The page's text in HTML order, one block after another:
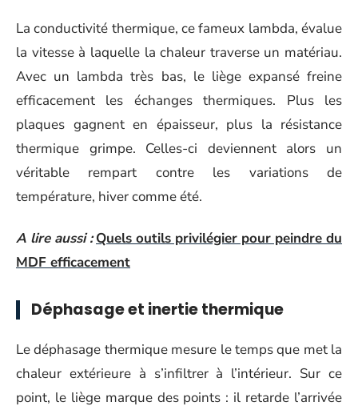
La conductivité thermique, ce fameux lambda, évalue
la vitesse à laquelle la chaleur traverse un matériau.
Avec un lambda très bas, le liège expansé freine
efficacement les échanges thermiques. Plus les
plaques gagnent en épaisseur, plus la résistance
thermique grimpe. Celles-ci deviennent alors un
véritable rempart contre les variations de
température, hiver comme été.
A lire aussi : Quels outils privilégier pour peindre du
MDF efficacement
Déphasage et inertie thermique
Le déphasage thermique mesure le temps que met la
chaleur extérieure à s’infiltrer à l’intérieur. Sur ce
point, le liège marque des points : il retarde l’arrivée